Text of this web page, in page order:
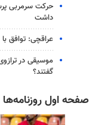
حرکت سرمربی
داشت
عراقچی: توافق با عمان
موسیقی در
گفتند؟
صفحه اول روزنامه‌ها